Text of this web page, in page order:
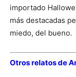
importado
más destacadas
miedo, del bueno.
Otros relatos de